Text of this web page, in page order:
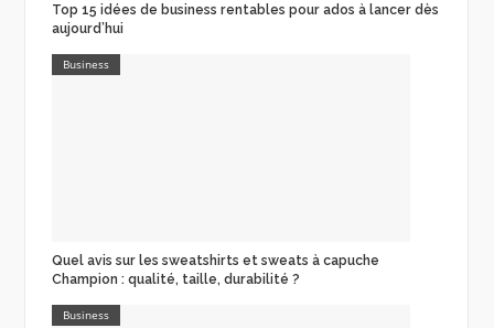
Top 15 idées de business rentables pour ados à lancer dès
aujourd’hui
Business
Quel avis sur les sweatshirts et sweats à capuche
Champion : qualité, taille, durabilité ?
Business